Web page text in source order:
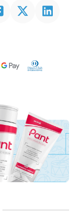
Twitter Linkedin
Google PayDiners Club